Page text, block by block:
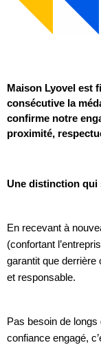
Maison Lyovel est
consécutive la
confirme notre
proximité,
Une distinction
En recevant à
(confortant
garantit que
et responsable.
Pas besoin de
confiance engagé,